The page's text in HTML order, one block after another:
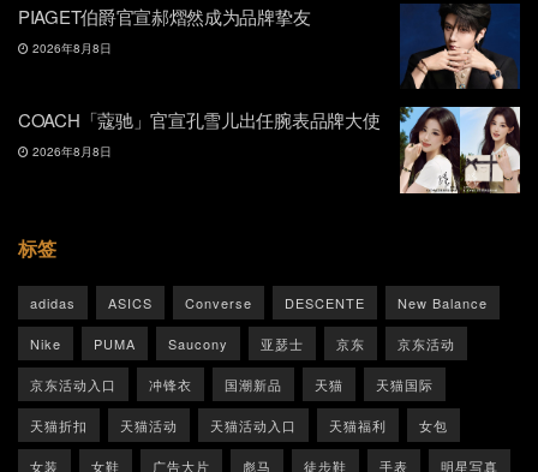
PIAGET伯爵官宣郝熠然成为品牌挚友
2026年8月8日
COACH「蔻驰」官宣孔雪儿出任腕表品牌大使
2026年8月8日
标签
adidas ASICS Converse DESCENTE New Balance
Nike PUMA Saucony 亚瑟士 京东 京东活动
京东活动入口 冲锋衣 国潮新品 天猫 天猫国际
天猫折扣 天猫活动 天猫活动入口 天猫福利 女包
女装 女鞋 广告大片 彪马 徒步鞋 手表 明星写真